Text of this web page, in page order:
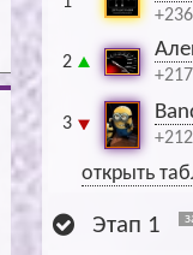
2
3
открыть
Этап 1